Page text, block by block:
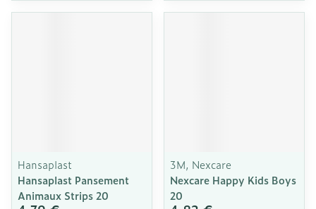
Hansaplast
Hansaplast Pansement
Animaux Strips 20
3M, Nexcare
Nexcare Happy Kids Boys
20